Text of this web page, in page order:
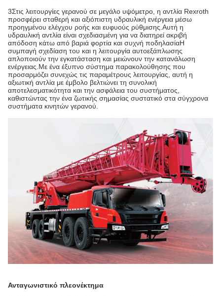
3Στις λειτουργίες γερανού σε μεγάλο υψόμετρο, η αντλία Rexroth
προσφέρει σταθερή και αξιόπιστη υδραυλική ενέργεια μέσω
προηγμένου ελέγχου ροής και ευφυούς ρύθμισης.Αυτή η
υδραυλική αντλία είναι σχεδιασμένη για να διατηρεί ακριβή
απόδοση κάτω από βαριά φορτία και συχνή ποδηλασίαΗ
συμπαγή σχεδίαση του και η λειτουργία αυτοεξάπλωσης
απλοποιούν την εγκατάσταση και μειώνουν την κατανάλωση
ενέργειας.Με ένα έξυπνο σύστημα παρακολούθησης που
προσαρμόζει συνεχώς τις παραμέτρους λειτουργίας, αυτή η
αξιωτική αντλία με έμβολο βελτιώνει τη συνολική
αποτελεσματικότητα και την ασφάλεια του συστήματος,
καθιστώντας την ένα ζωτικής σημασίας συστατικό στα σύγχρονα
συστήματα κινητών γερανού.
Ανταγωνιστικό πλεονέκτημα